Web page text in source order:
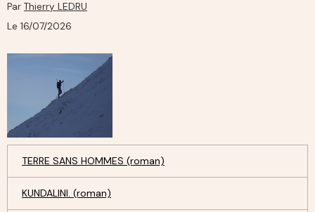
Par Thierry LEDRU
Le 16/07/2026
TERRE SANS HOMMES (roman)
KUNDALINI. (roman)